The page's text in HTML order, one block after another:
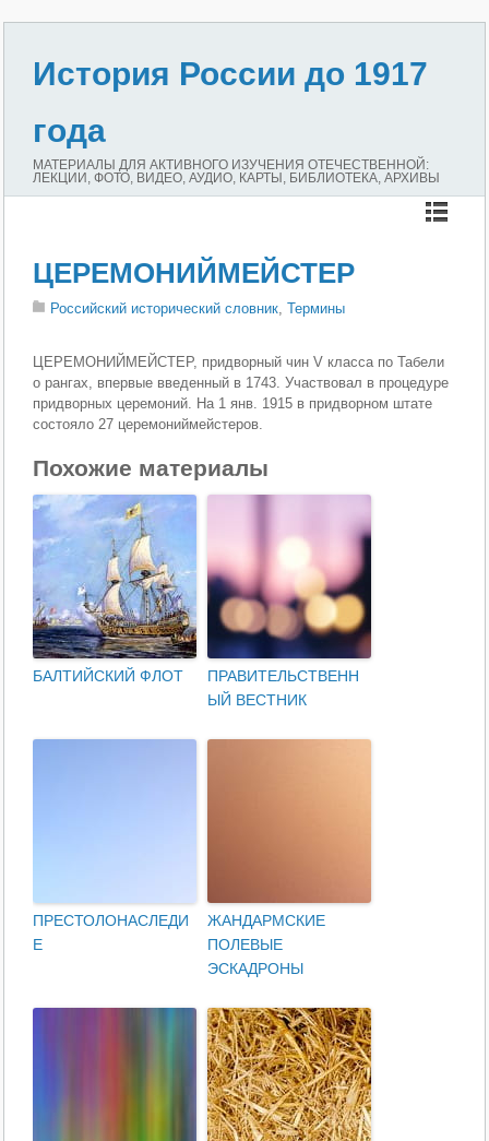
История России до 1917
года
МАТЕРИАЛЫ ДЛЯ АКТИВНОГО ИЗУЧЕНИЯ ОТЕЧЕСТВЕННОЙ:
ЛЕКЦИИ, ФОТО, ВИДЕО, АУДИО, КАРТЫ, БИБЛИОТЕКА, АРХИВЫ
ЦЕРЕМОНИЙМЕЙСТЕР
Российский исторический словник,Термины
ЦЕРЕМОНИЙМЕЙСТЕР, придворный чин V класса по Табели
о рангах, впервые введенный в 1743. Участвовал в процедуре
придворных церемоний. На 1 янв. 1915 в придворном штате
состояло 27 церемониймейстеров.
Похожие материалы
БАЛТИЙСКИЙ ФЛОТ
ПРАВИТЕЛЬСТВЕНН
ЫЙ ВЕСТНИК
ПРЕСТОЛОНАСЛЕДИ
Е
ЖАНДАРМСКИЕ
ПОЛЕВЫЕ
ЭСКАДРОНЫ